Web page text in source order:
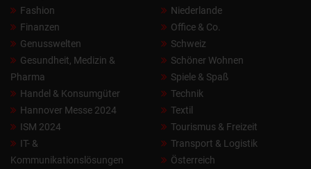
Fashion
Finanzen
Genusswelten
Gesundheit, Medizin &
Pharma
Handel & Konsumgüter
Hannover Messe 2024
ISM 2024
IT- &
Kommunikationslösungen
Niederlande
Office & Co.
Schweiz
Schöner Wohnen
Spiele & Spaß
Technik
Textil
Tourismus & Freizeit
Transport & Logistik
Österreich